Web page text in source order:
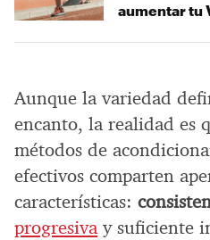
Aunque la variedad
encanto, la realidad es
métodos de
efectivos comparten
características:
progresiva y suficiente
aumentar tu